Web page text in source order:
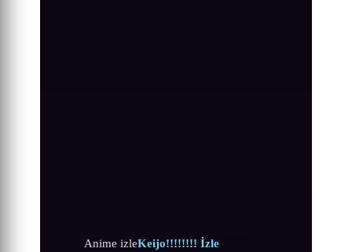
Anime izleKeijo!!!!!!!! İzle